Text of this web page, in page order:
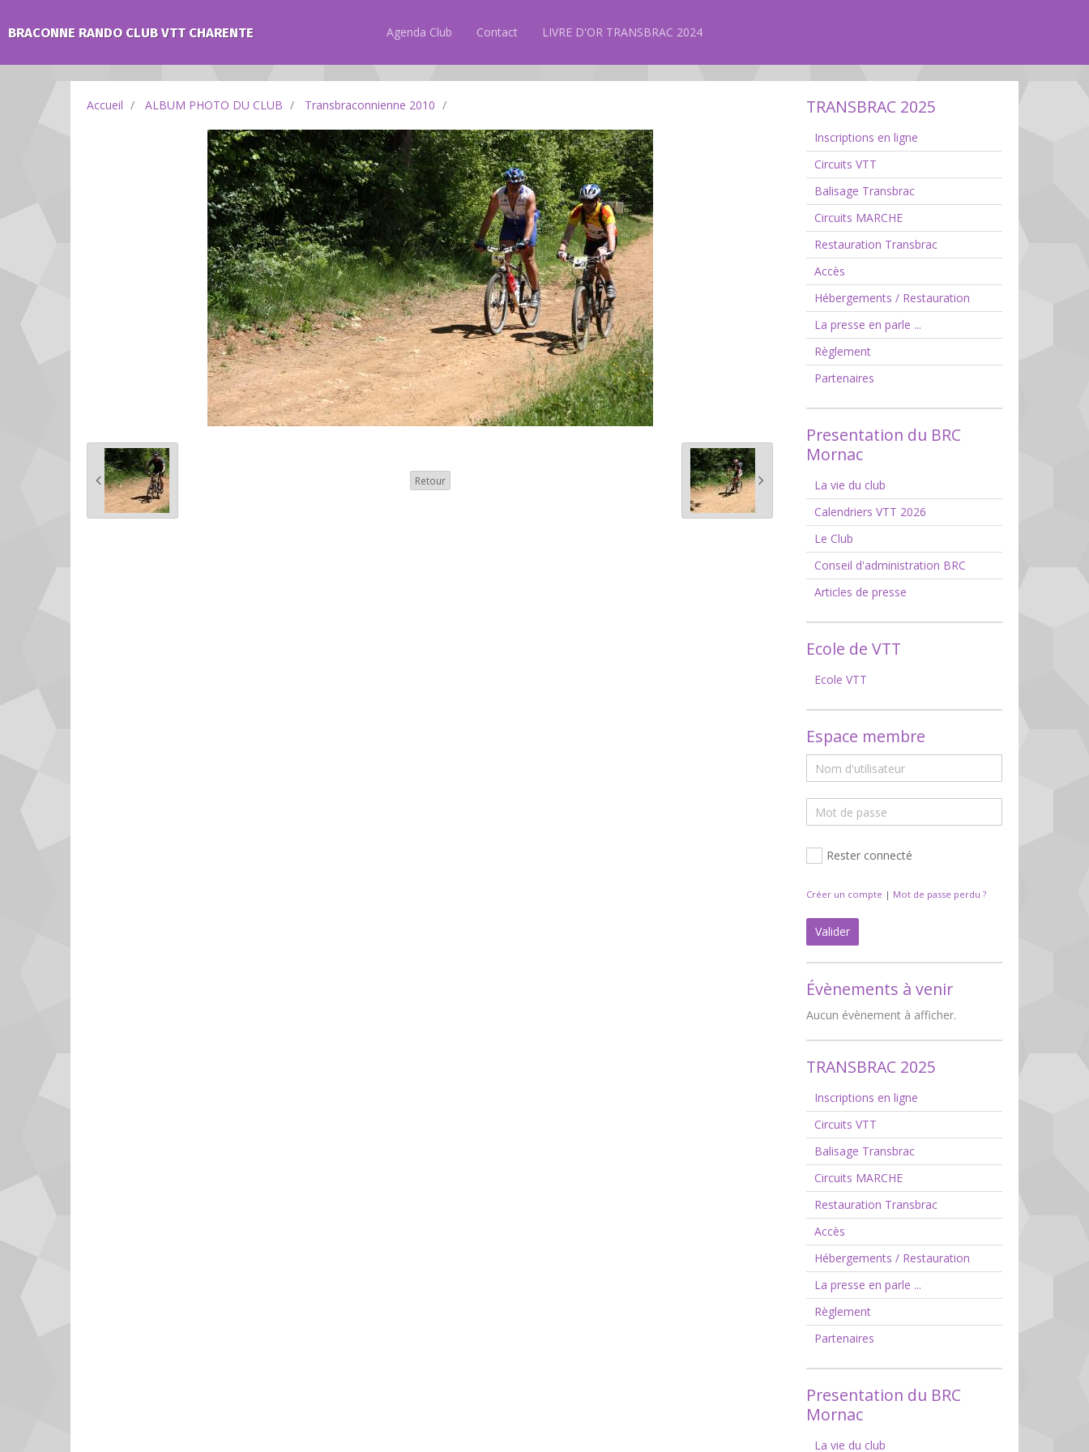
BRACONNE RANDO CLUB VTT CHARENTE Agenda Club Contact LIVRE D'OR TRANSBRAC 2024
Accueil ALBUM PHOTO DU CLUB Transbraconnienne 2010
Retour
TRANSBRAC 2025
Inscriptions en ligne
Circuits VTT
Balisage Transbrac
Circuits MARCHE
Restauration Transbrac
Accès
Hébergements / Restauration
La presse en parle ...
Règlement
Partenaires
Presentation du BRC
Mornac
La vie du club
Calendriers VTT 2026
Le Club
Conseil d'administration BRC
Articles de presse
Ecole de VTT
Ecole VTT
Espace membre
Rester connecté
Créer un compte | Mot de passe perdu ?
Valider
Évènements à venir
Aucun évènement à afficher.
TRANSBRAC 2025
Inscriptions en ligne
Circuits VTT
Balisage Transbrac
Circuits MARCHE
Restauration Transbrac
Accès
Hébergements / Restauration
La presse en parle ...
Règlement
Partenaires
Presentation du BRC
Mornac
La vie du club